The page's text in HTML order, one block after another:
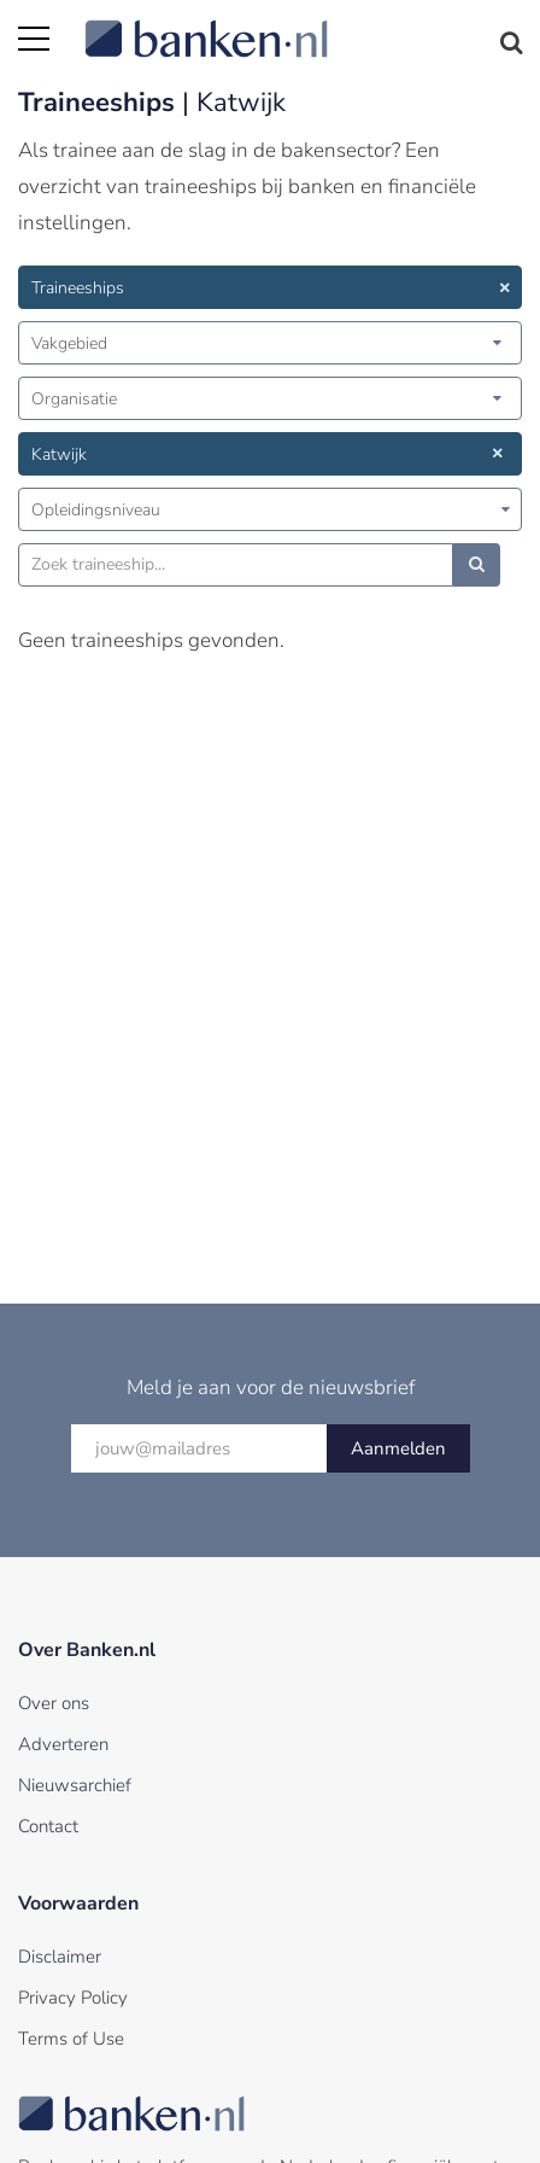
Traineeships | Katwijk
Als trainee aan de slag in de bakensector? Een
overzicht van traineeships bij banken en financiële
instellingen.
Traineeships
Vakgebied
Organisatie
Katwijk
Opleidingsniveau
Geen traineeships gevonden.
Meld je aan voor de nieuwsbrief
Aanmelden
Over Banken.nl
Over ons
Adverteren
Nieuwsarchief
Contact
Voorwaarden
Disclaimer
Privacy Policy
Terms of Use